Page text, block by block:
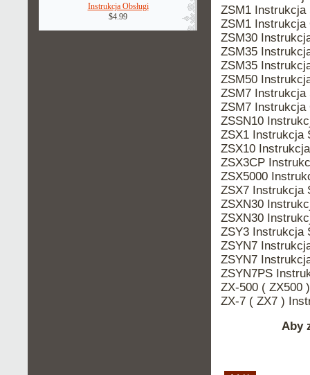
Instrukcja Obsługi
$4.99
ZSM1 Instrukcja
ZSM1 Instrukcja
ZSM30
ZSM35
ZSM35
ZSM50
ZSM7 Instrukcja
ZSM7 Instrukcja
ZSSN10
ZSX1 Instrukcja
ZSX10
ZSX3CP
ZSX5000
ZSX7 Instrukcja
ZSXN30
ZSXN30
ZSY3 Instrukcja
ZSYN7
ZSYN7
ZSYN7PS
ZX-500 ( ZX500
ZX-7 ( ZX7 )
Aby